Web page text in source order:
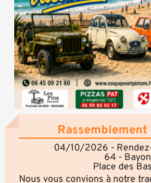
Rassemblement
04/10/2026 -
64 -
Place des
Nous vous convions à notre